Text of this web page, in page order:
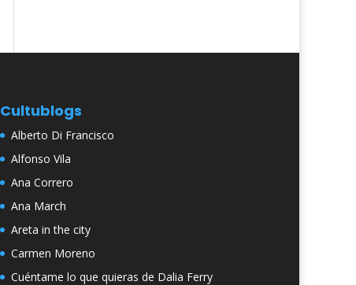
Cultublogs
Alberto Di Francisco
Alfonso Vila
Ana Correro
Ana March
Areta in the city
Carmen Moreno
Cuéntame lo que quieras de Dalia Ferry